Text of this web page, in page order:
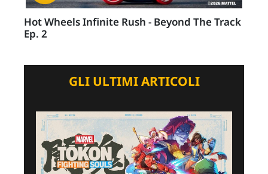
Hot Wheels Infinite Rush - Beyond The Track
Ep. 2
GLI ULTIMI ARTICOLI